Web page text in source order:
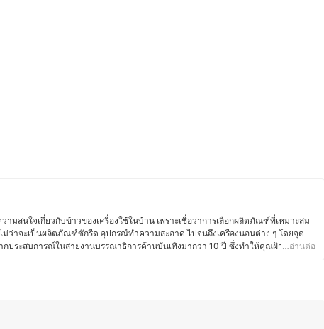
ามสนใจเกี่ยวกับข้าวของเครื่องใช้ในบ้าน เพราะเชื่อว่าการเลือกผลิตภัณฑ์ที่เหมาะสม
ว่าจะเป็นผลิตภัณฑ์ซักรีด อุปกรณ์ทำความสะอาด ไปจนถึงเครื่องนอนต่าง ๆ โดยจุด
กประสบการณ์ในสายงานบรรณาธิการด้านบันเทิงมากว่า 10 ปี ซึ่งทำให้คุณฝ้ายมี…อ่านต่อ